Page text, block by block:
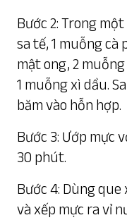
Bước 2: Trong
sa tế, 1 muỗng cà
mật ong, 2
1 muỗng xì dầu.
băm vào hỗn hợp.
Bước 3: Ướp mực
30 phút.
Bước 4: Dùng
và xếp mực ra vỉ